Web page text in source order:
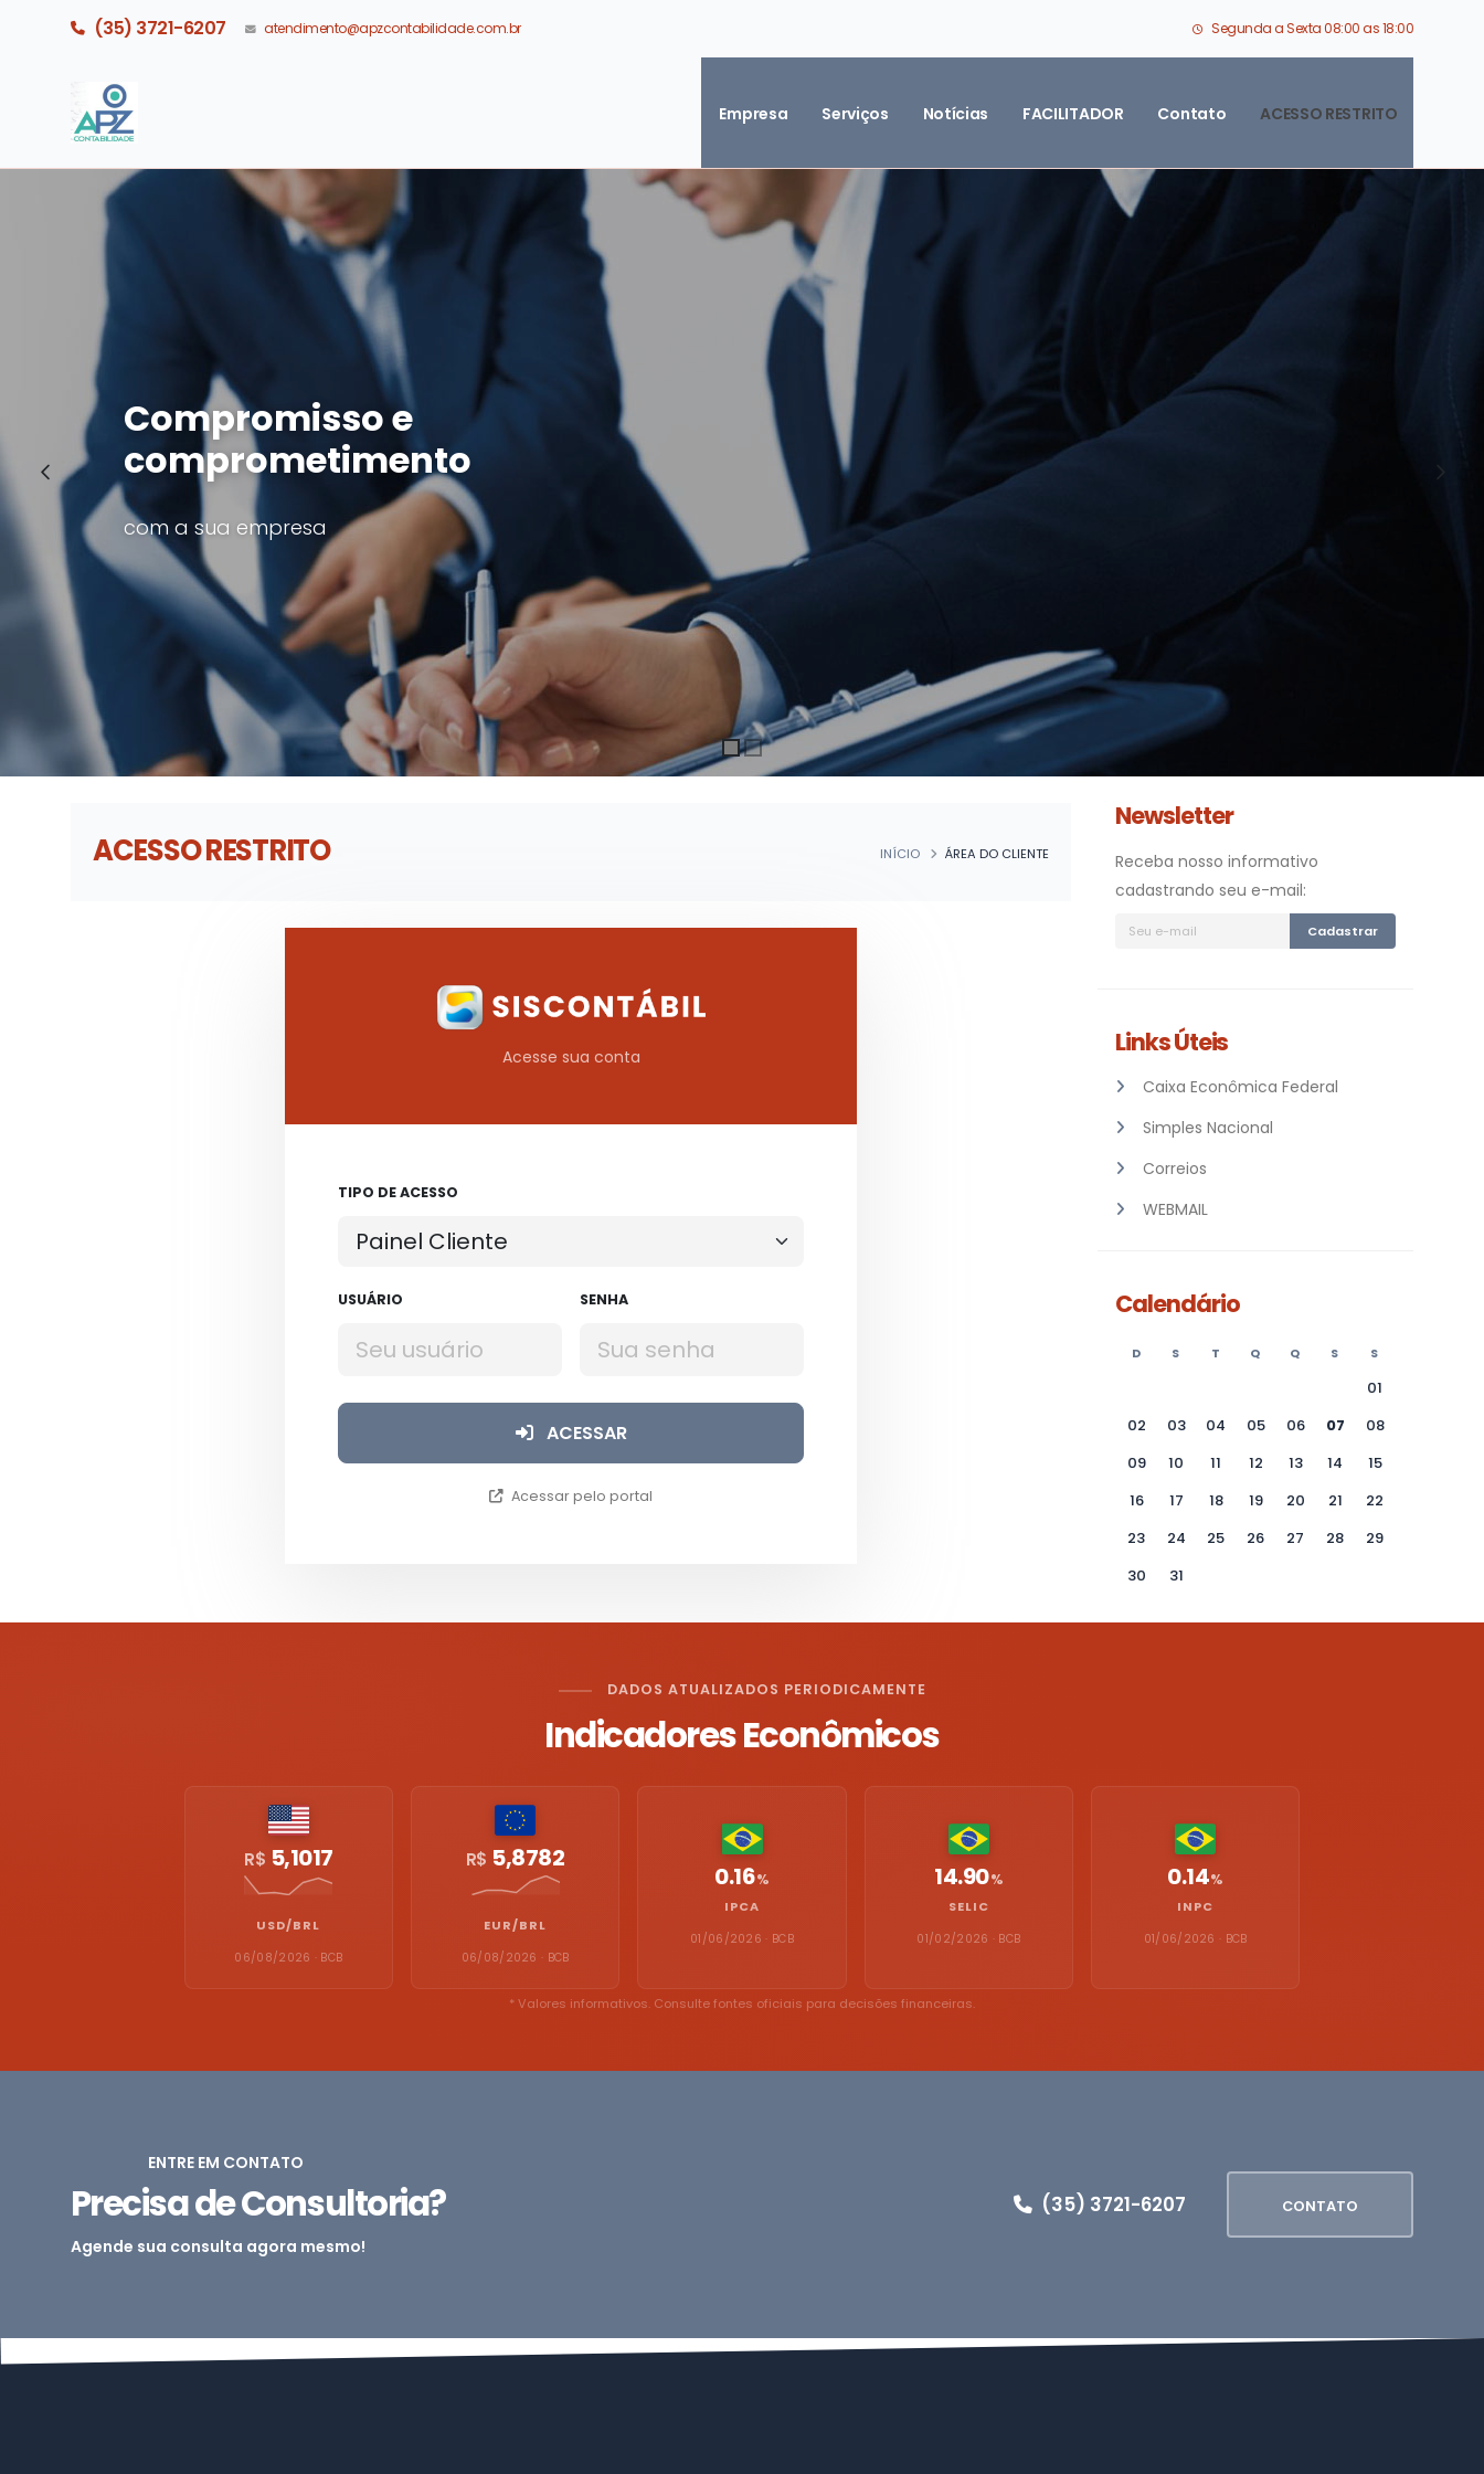
(35) 3721-6207 atendimento@apzcontabilidade.com.br Segunda a Sexta 08:00 as 18:00
Empresa Serviços Notícias FACILITADOR Contato ACESSO RESTRITO
Compromisso e
comprometimento
com a sua empresa
ACESSO RESTRITO INÍCIO ÁREA DO CLIENTE
Acesse sua conta
TIPO DE ACESSO
USUÁRIO SENHA
ACESSAR
Acessar pelo portal
Newsletter
Receba nosso informativo
cadastrando seu e-mail:
Cadastrar
Links Úteis
Caixa Econômica Federal
Simples Nacional
Correios
WEBMAIL
Calendário
D S T Q Q S S
01
02
03 04 05 06 07
08
09
10 11 12 13 14
15
16
17 18 19 20 21
22
23
24 25 26 27 28
29
30
31
DADOS ATUALIZADOS PERIODICAMENTE
Indicadores Econômicos
R$ 5,1017
USD/BRL
06/08/2026 · BCB
R$ 5,8782
EUR/BRL
06/08/2026 · BCB
0.16%
IPCA
01/06/2026 · BCB
14.90%
SELIC
01/02/2026 · BCB
0.14%
INPC
01/06/2026 · BCB
* Valores informativos. Consulte fontes oficiais para decisões financeiras.
ENTRE EM CONTATO
Precisa de Consultoria?
Agende sua consulta agora mesmo!
(35) 3721-6207 CONTATO